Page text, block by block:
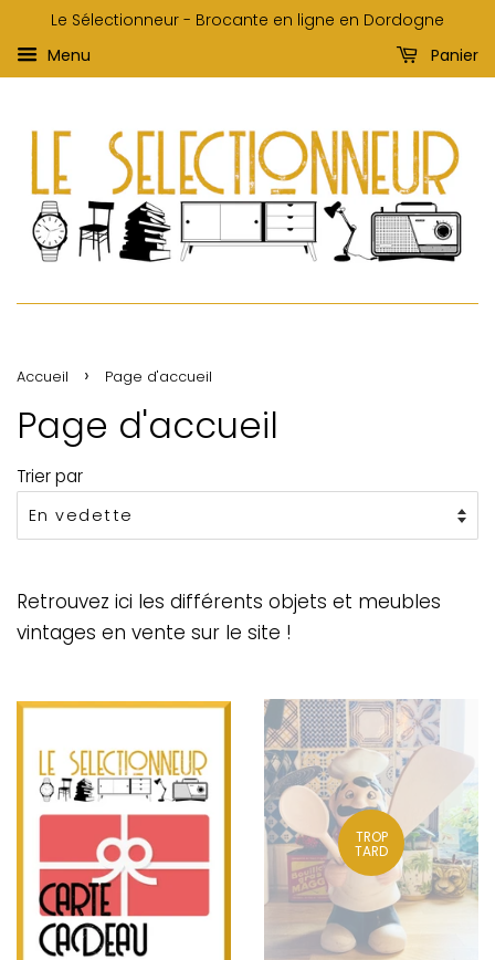
Le Sélectionneur - Brocante en ligne en Dordogne
Menu
Panier
Accueil › Page d'accueil
Page d'accueil
Trier par
Retrouvez ici les différents objets et meubles
vintages en vente sur le site !
TROP
TARD